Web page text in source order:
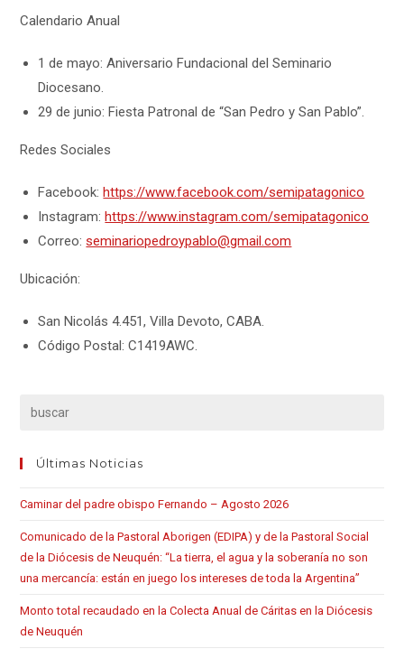
Calendario Anual
1 de mayo: Aniversario Fundacional del Seminario
Diocesano.
29 de junio: Fiesta Patronal de “San Pedro y San Pablo”.
Redes Sociales
Facebook:https://www.facebook.com/semipatagonico
Instagram:https://www.instagram.com/semipatagonico
Correo:seminariopedroypablo@gmail.com
Ubicación:
San Nicolás 4.451, Villa Devoto, CABA.
Código Postal: C1419AWC.
Últimas Noticias
Caminar del padre obispo Fernando – Agosto 2026
Comunicado de la Pastoral Aborigen (EDIPA) y de la Pastoral Social
de la Diócesis de Neuquén: “La tierra, el agua y la soberanía no son
una mercancía: están en juego los intereses de toda la Argentina”
Monto total recaudado en la Colecta Anual de Cáritas en la Diócesis
de Neuquén